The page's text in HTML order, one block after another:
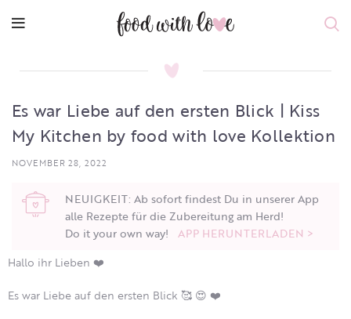
Es war Liebe auf den ersten Blick | Kiss
My Kitchen by food with love Kollektion
NOVEMBER 28, 2022
NEUIGKEIT: Ab sofort findest Du in unserer App
alle Rezepte für die Zubereitung am Herd!
Do it your own way! APP HERUNTERLADEN >
Hallo ihr Lieben ❤️
Es war Liebe auf den ersten Blick 🥰 😍 ❤️